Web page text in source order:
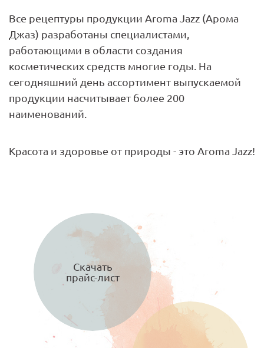
Все рецептуры продукции Aroma Jazz (Арома
Джаз) разработаны специалистами,
работающими в области создания
косметических средств многие годы. На
сегодняшний день ассортимент выпускаемой
продукции насчитывает более 200
наименований.
Красота и здоровье от природы - это Aroma Jazz!
Скачать
прайс-лист